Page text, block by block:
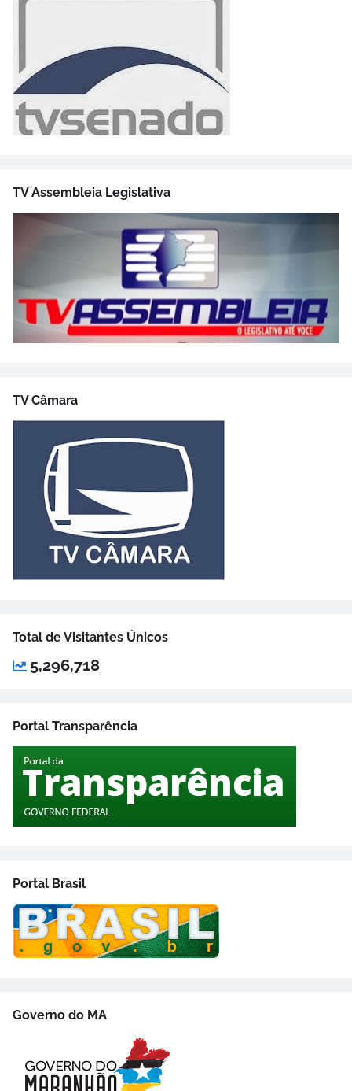
TV Assembleia Legislativa
TV Câmara
Total de Visitantes Únicos
5,296,718
Portal Transparência
Portal Brasil
Governo do MA